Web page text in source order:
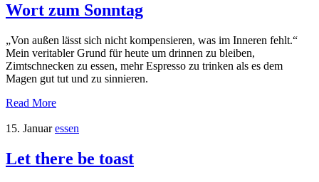
Wort zum Sonntag
„Von außen lässt sich nicht kompensieren, was im Inneren fehlt.“
Mein veritabler Grund für heute um drinnen zu bleiben,
Zimtschnecken zu essen, mehr Espresso zu trinken als es dem
Magen gut tut und zu sinnieren.
Read More
15. Januar essen
Let there be toast